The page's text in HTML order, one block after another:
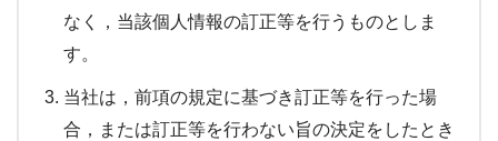
なく，当該個人情報の訂正等を行うものとしま
す。
当社は，前項の規定に基づき訂正等を行った場
合，または訂正等を行わない旨の決定をしたとき